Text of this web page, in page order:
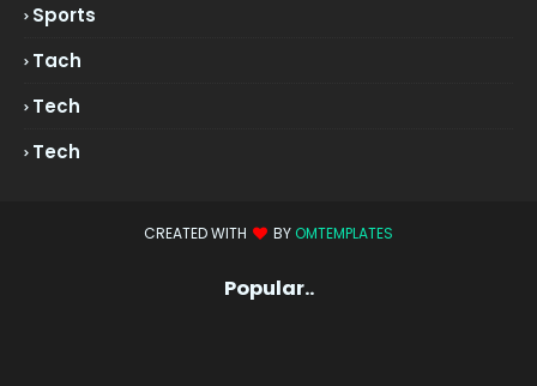
Sports
Tach
Tech
Tech
CREATED WITH BY OMTEMPLATES
Popular..